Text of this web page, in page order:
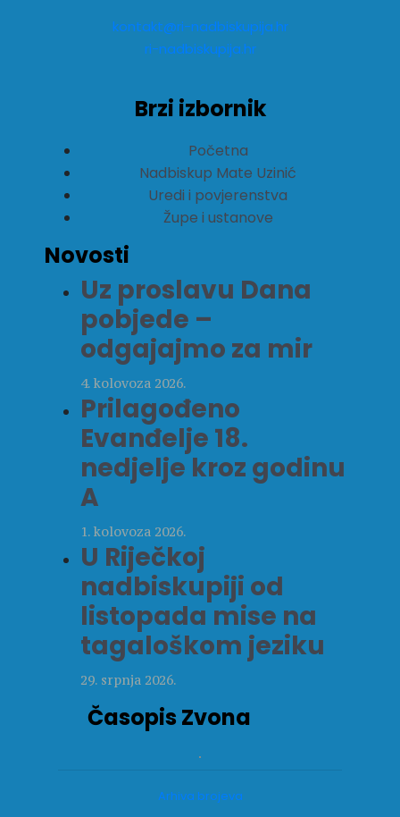
kontakt@ri-nadbiskupija.hr
ri-nadbiskupija.hr
Brzi izbornik
Početna
Nadbiskup Mate Uzinić
Uredi i povjerenstva
Župe i ustanove
Novosti
Uz proslavu Dana
pobjede –
odgajajmo za mir
4. kolovoza 2026.
Prilagođeno
Evanđelje 18.
nedjelje kroz godinu
A
1. kolovoza 2026.
U Riječkoj
nadbiskupiji od
listopada mise na
tagaloškom jeziku
29. srpnja 2026.
Časopis Zvona
Arhiva brojeva